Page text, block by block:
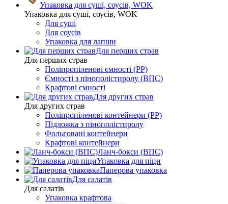
Упаковка для суші, соусів, WOK
Упаковка для суші, соусів, WOK
Для суші
Для соусів
Упаковка для лапши
Для перших страв
Для перших страв
Поліпропіленові ємності (PP)
Ємності з пінополістиролу (ВПС)
Крафтові ємності
Для других страв
Для других страв
Поліпропіленові контейнери (PP)
Підложка з пінополістиролу
Фольговані контейнери
Крафтові контейнери
Ланч-бокси (ВПС)
Упаковка для піци
Паперова упаковка
Для салатів
Для салатів
Упаковка крафтова